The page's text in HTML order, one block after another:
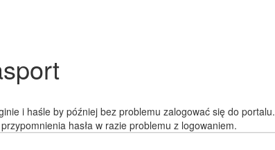
i haśle by później bez problemu zalogować się do portalu.
hasła w razie problemu z logowaniem.